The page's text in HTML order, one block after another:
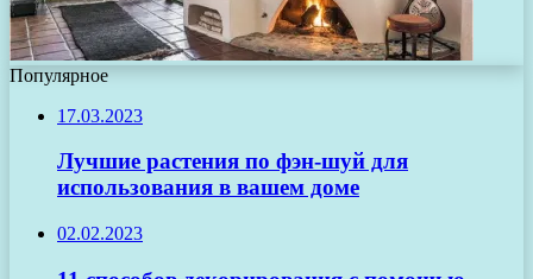
Популярное
17.03.2023
Лучшие растения по фэн-шуй для
использования в вашем доме
02.02.2023